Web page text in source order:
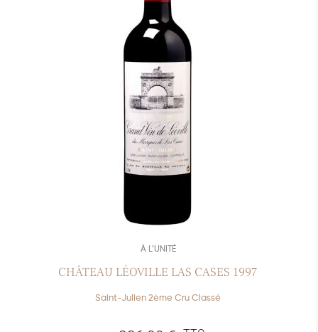
À L’UNITÉ
CHÂTEAU LÉOVILLE LAS CASES 1997
Saint-Julien 2ème Cru Classé